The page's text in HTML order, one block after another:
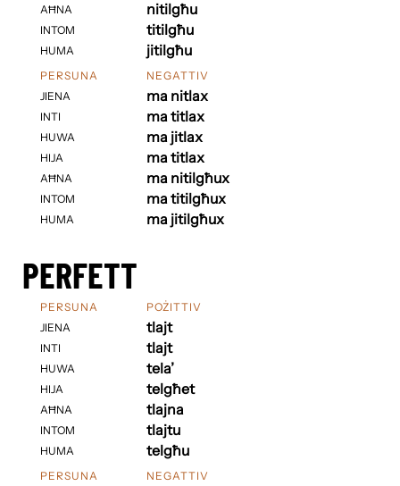
AĦNA
INTOM
HUMA
nitilgħu
titilgħu
jitilgħu
PERSUNA
JIENA
INTI
HUWA
HIJA
AĦNA
INTOM
HUMA
NEGATTIV
ma nitlax
ma titlax
ma jitlax
ma titlax
ma nitilgħux
ma titilgħux
ma jitilgħux
PERFETT
PERSUNA
JIENA
INTI
HUWA
HIJA
AĦNA
INTOM
HUMA
POŻITTIV
tlajt
tlajt
tela’
telgħet
tlajna
tlajtu
telgħu
PERSUNA
NEGATTIV